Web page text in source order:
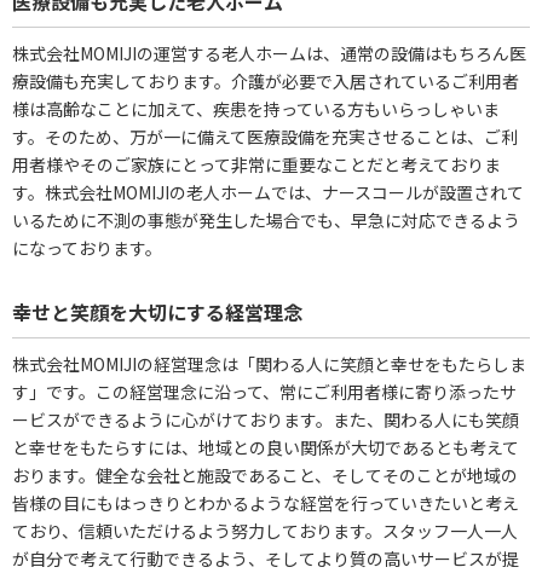
株式会社MOMIJIの運営する老人ホームは、通常の設備はもちろん医
療設備も充実しております。介護が必要で入居されているご利用者
様は高齢なことに加えて、疾患を持っている方もいらっしゃいま
す。そのため、万が一に備えて医療設備を充実させることは、ご利
用者様やそのご家族にとって非常に重要なことだと考えておりま
す。株式会社MOMIJIの老人ホームでは、ナースコールが設置されて
いるために不測の事態が発生した場合でも、早急に対応できるよう
になっております。
幸せと笑顔を大切にする経営理念
株式会社MOMIJIの経営理念は「関わる人に笑顔と幸せをもたらしま
す」です。この経営理念に沿って、常にご利用者様に寄り添ったサ
ービスができるように心がけております。また、関わる人にも笑顔
と幸せをもたらすには、地域との良い関係が大切であるとも考えて
おります。健全な会社と施設であること、そしてそのことが地域の
皆様の目にもはっきりとわかるような経営を行っていきたいと考え
ており、信頼いただけるよう努力しております。スタッフ一人一人
が自分で考えて行動できるよう、そしてより質の高いサービスが提